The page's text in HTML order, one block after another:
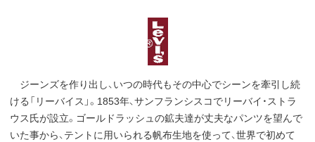
ジーンズを作り出し、いつの時代もその中心でシーンを牽引し続
ける「リーバイス」。1853年、サンフランシスコでリーバイ・ストラ
ウス氏が設立。ゴールドラッシュの鉱夫達が丈夫なパンツを望んで
いた事から、テントに用いられる帆布生地を使って、世界で初めて